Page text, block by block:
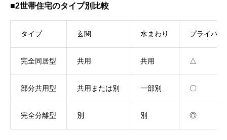
■2世帯住宅のタイプ別比較
タイプ 玄関 水まわり プライバシ
完全同居型 共用 共用 △
部分共用型 共用または別 一部別 〇
完全分離型 別 別 ◎